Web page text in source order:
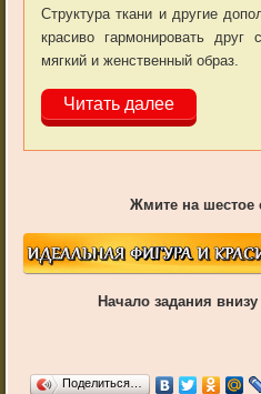
Структура ткани и другие
красиво гармонировать
мягкий и женственный образ.
Читать далее
Жмите на шестое
Начало задания внизу
Поделиться…